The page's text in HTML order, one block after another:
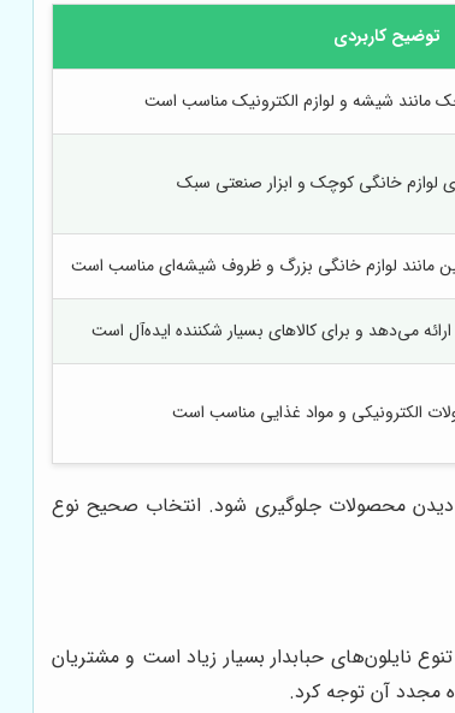
توضیح کاربردی
مانند شیشه و لوازم الکترونیک مناسب است
لوازم خانگی کوچک و ابزار صنعتی سبک
مانند لوازم خانگی بزرگ و ظروف شیشه‌ای مناسب است
می‌دهد و برای کالاهای بسیار شکننده ایده‌آل است
الکترونیکی و مواد غذایی مناسب است
دیدن محصولات جلوگیری شود. انتخاب صحیح نوع
نایلون‌های حبابدار بسیار زیاد است و مشتریان
مجدد آن توجه کرد.